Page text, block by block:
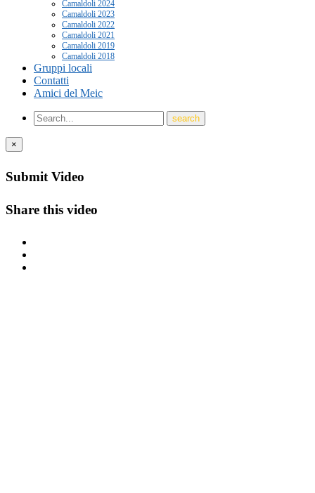
Camaldoli 2024
Camaldoli 2023
Camaldoli 2022
Camaldoli 2021
Camaldoli 2019
Camaldoli 2018
Gruppi locali
Contatti
Amici del Meic
×
Submit Video
Share this video